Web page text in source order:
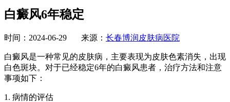
白癜风6年稳定
时间：2024-06-29 来源： 长春博润皮肤病医院
白癜风是一种常见的皮肤病，主要表现为皮肤色素消失，出现
白色斑块。对于已经稳定6年的白癜风患者，治疗方法和注意
事项如下：
1. 病情的评估